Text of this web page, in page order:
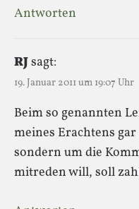
Antworten
RJsagt:
19. Januar 2011 um 19:07 Uhr
Beim so genannten
meines Erachtens
sondern um die
mitreden will, soll